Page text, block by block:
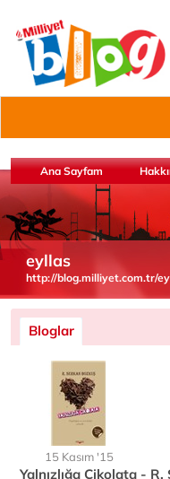
Ana Sayfam
eyllas
http://blog.milliyet.com.tr/
Bloglar
15 Kasım '15
Yalnızlığa Çikolata -